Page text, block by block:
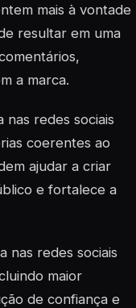
mais à vontade
resultar em uma
a marca.
nas redes sociais
coerentes ao
ajudar a criar
e fortalece a
nas redes sociais
maior
de confiança e